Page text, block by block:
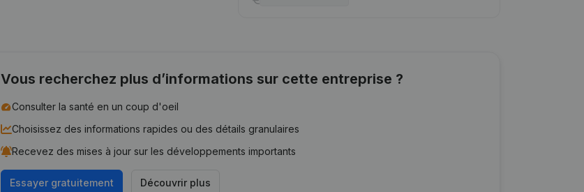
Vous recherchez plus d’informations sur cette entreprise ?
Consulter la santé en un coup d'oeil
Choisissez des informations rapides ou des détails granulaires
Recevez des mises à jour sur les développements importants
Essayer gratuitement Découvrir plus